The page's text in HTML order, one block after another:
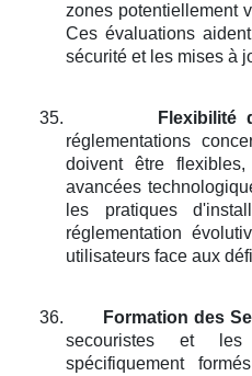
zones potentiellement
Ces évaluations
sécurité et les mises à
35. Flexibilité
réglementations
doivent être
avancées
les pratiques
réglementation
utilisateurs face aux
36. Formation des
secouristes et
spécifiquement